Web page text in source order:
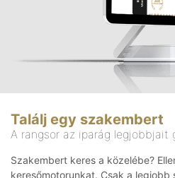
Találj egy szakembert
A rangsor az iparág legjobbjait
Szakembert keres a közelébe?
keresőmotorunkat. Csak a legjobb